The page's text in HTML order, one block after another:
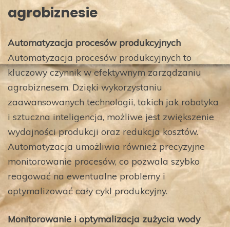
agrobiznesie
Automatyzacja procesów produkcyjnych
Automatyzacja procesów produkcyjnych to
kluczowy czynnik w efektywnym zarządzaniu
agrobiznesem. Dzięki wykorzystaniu
zaawansowanych technologii, takich jak robotyka
i sztuczna inteligencja, możliwe jest zwiększenie
wydajności produkcji oraz redukcja kosztów.
Automatyzacja umożliwia również precyzyjne
monitorowanie procesów, co pozwala szybko
reagować na ewentualne problemy i
optymalizować cały cykl produkcyjny.
Monitorowanie i optymalizacja zużycia wody